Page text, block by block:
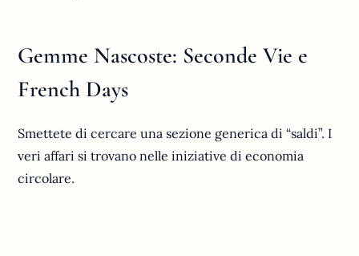
Gemme Nascoste: Seconde Vie e
French Days
Smettete di cercare una sezione generica di “saldi”. I
veri affari si trovano nelle iniziative di economia
circolare.